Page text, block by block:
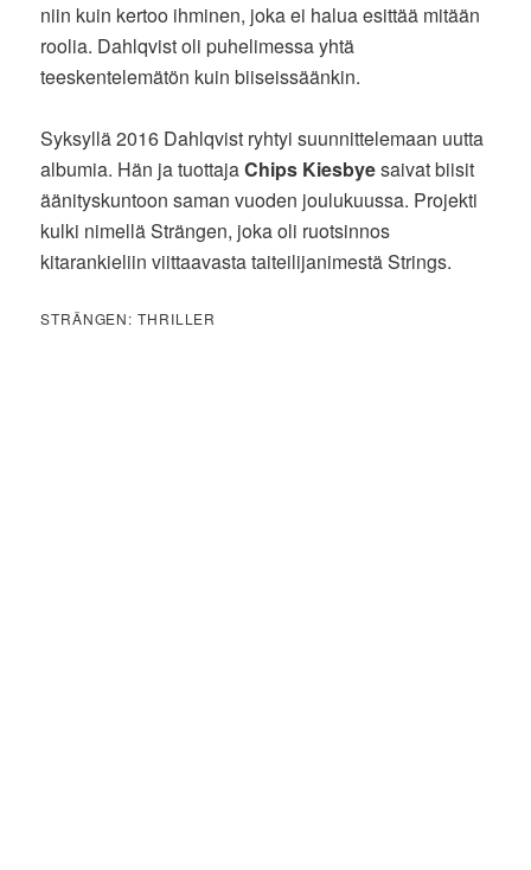
niin kuin kertoo ihminen, joka ei halua esittää mitään
roolia. Dahlqvist oli puhelimessa yhtä
teeskentelemätön kuin biiseissäänkin.
Syksyllä 2016 Dahlqvist ryhtyi suunnittelemaan uutta
albumia. Hän ja tuottajaChips Kiesbyesaivat biisit
äänityskuntoon saman vuoden joulukuussa. Projekti
kulki nimellä Strängen, joka oli ruotsinnos
kitarankieliin viittaavasta taiteilijanimestä Strings.
STRÄNGEN: THRILLER